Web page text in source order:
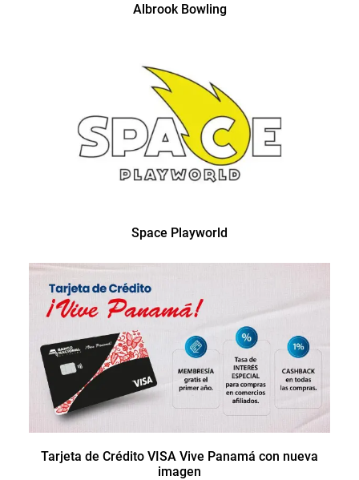
Albrook Bowling
Space Playworld
Tarjeta de Crédito VISA Vive Panamá con nueva
imagen